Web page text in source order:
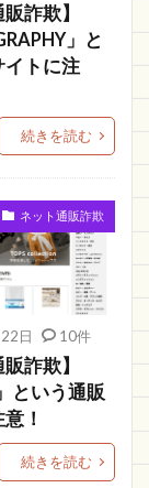
店
品
FACTORY
ベルーナ
ビビッド
もり
ートディール
Dancing
詐欺】
」と
イトに注
続きを読む
ネット通販詐欺
日 10件
詐欺】
という通販
！
続きを読む